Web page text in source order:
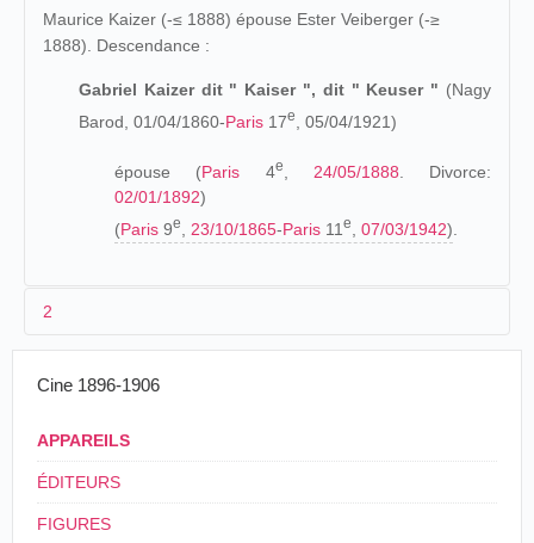
Maurice Kaizer (-≤ 1888) épouse Ester Veiberger (-≥
1888). Descendance :
Gabriel Kaizer dit " Kaiser ", dit " Keuser " (Nagy
Barod, 01/04/1860-Paris 17e , 05/04/1921)
épouse (Paris 4e 24/05/1888 . Divorce:
02/01/1892)
(Paris 9e 23/10/1865-Paris 11 e 07/03/1942)
2
Les origines (1860-1895)
raisons qui le conduisent à s'installer en
l'époque de son arrivée à
consacre, semble-t-il, d'abord à la fabrication de talons
pour chaussures, au 60 rue du faubourg Saint-Denis. Au
Cine 1896-1906
APPAREILS
ÉDITEURS
FIGURES